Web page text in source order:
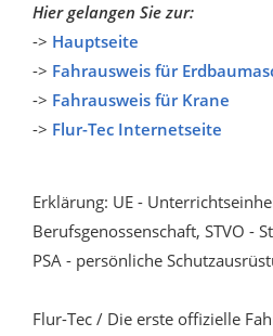
Hier gelangen Sie zur:
-> Hauptseite
-> Fahrausweis für
-> Fahrausweis für Krane
-> Flur-Tec Internetseite
Erklärung: UE -
Berufsgenossenschaft, STVO -
PSA - persönliche
Flur-Tec / Die erste offizielle